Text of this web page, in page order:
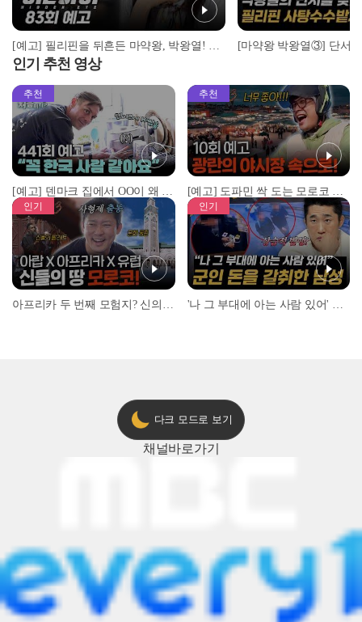
[예고] 필리핀을 뒤흔든 마약왕, 박왕열! 마침내 드러난 범죄의 전말
인기 추천 영상
추천
[예고] 덴마크 집에서 OO이 왜 나와...? 이상할 정도로 한국을 사랑하는 우리 형을 제보합니다!
추천
[예고] 도파민 싹 도는 모로코 야시장 투어!
인기 인기
다크 모드로 보기
채널바로가기